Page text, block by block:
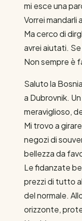
mi esce una
Vorrei mandarli
Ma cerco di
avrei aiutati.
Non sempre è
Saluto la
a Dubrovnik.
meraviglioso,
Mi trovo a
negozi di
bellezza da
Le fidanzate
prezzi di tutto
del normale.
orizzonte,